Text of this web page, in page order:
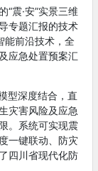
“震·安”实景三维
专题汇报的技术
能前沿技术，全
应急处置预案汇
型深度结合，直
灾害风险及应急
。系统可实现震
一键联动、防灾
四川省现代化防